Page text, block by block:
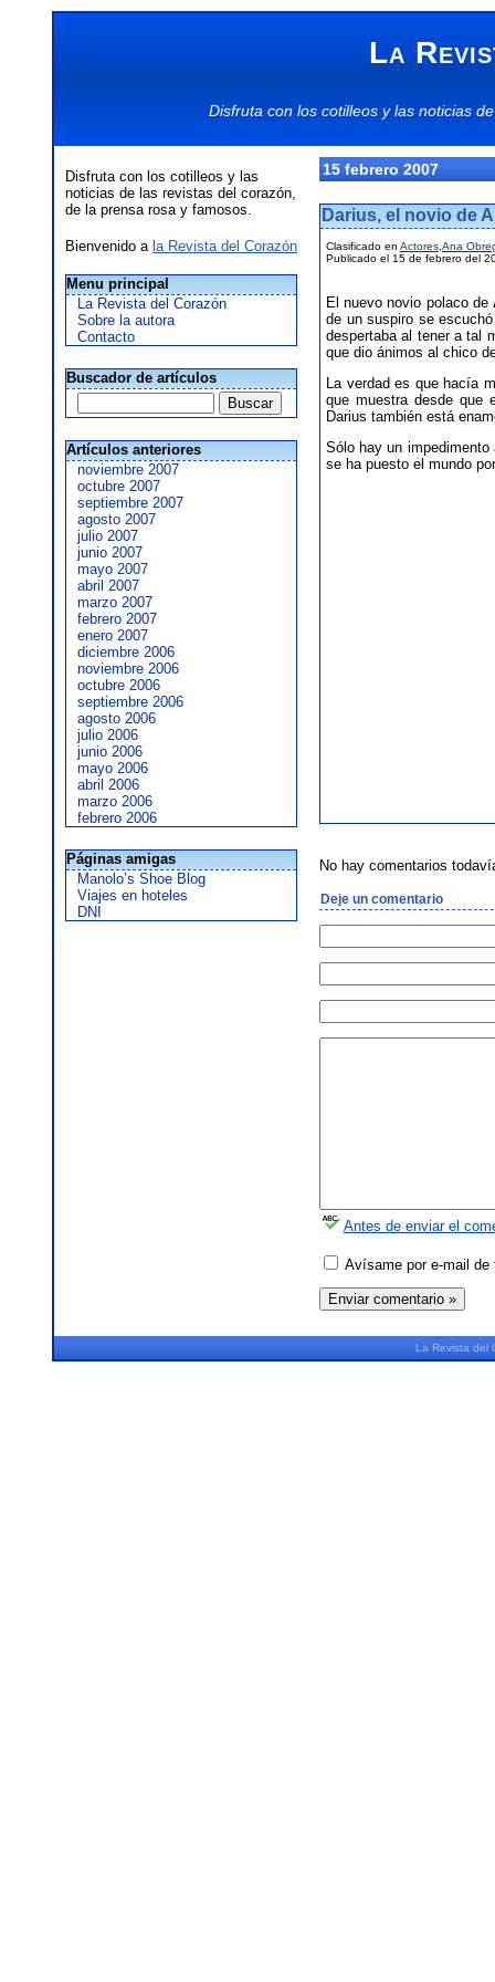
La
Disfruta con los cotilleosy las noticias
Disfruta con los cotilleos y las
noticias de las revistas del corazón,
de la prensa rosa y famosos.
Bienvenido a la Revista del Corazón
Menu principal
La Revista del Corazón
Sobre la autora
Contacto
Buscador de artículos
Artículos anteriores
noviembre 2007
octubre 2007
septiembre 2007
agosto 2007
julio 2007
junio 2007
mayo 2007
abril 2007
marzo 2007
febrero 2007
enero 2007
diciembre 2006
noviembre 2006
octubre 2006
septiembre 2006
agosto 2006
julio 2006
junio 2006
mayo 2006
abril 2006
marzo 2006
febrero 2006
Páginas amigas
Manolo’s Shoe Blog
Viajes en hoteles
DNI
15 febrero 2007
Darius, el novio de
Clasificado en Actores Ana
Publicado el 15 de febrero del
El nuevo novio polaco de
de un suspiro se
despertaba al tener a tal
que dio ánimos al chico
La verdad es que hacía
que muestra desde que
Darius también está
Sólo hay un
se ha puesto el mundo
No hay comentarios
Deje un comentario
Antes de enviar el
Avísame por e-mail de
La Revista del